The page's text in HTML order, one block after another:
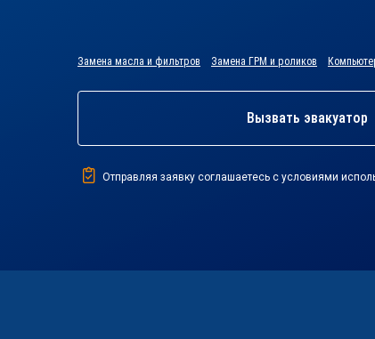
Замена масла и фильтров Замена ГРМ и роликов
Вызвать эвакуатор
Отправляя заявку соглашаетесь с условиями